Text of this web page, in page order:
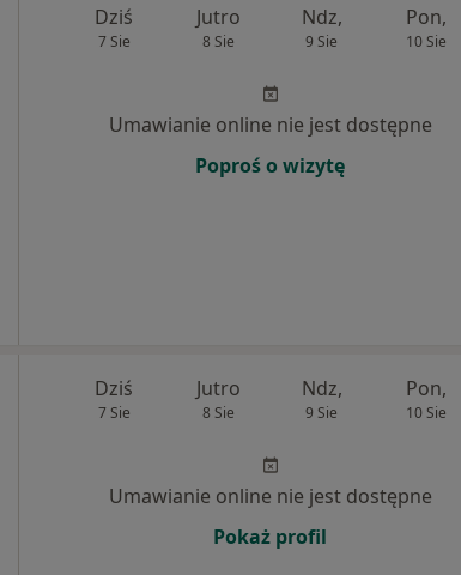
Dziś
7 Sie
Jutro
8 Sie
Ndz,
9 Sie
Pon,
10 Sie
Umawianie online nie jest dostępne
Poproś o wizytę
Dziś
7 Sie
Jutro
8 Sie
Ndz,
9 Sie
Pon,
10 Sie
Umawianie online nie jest dostępne
Pokaż profil